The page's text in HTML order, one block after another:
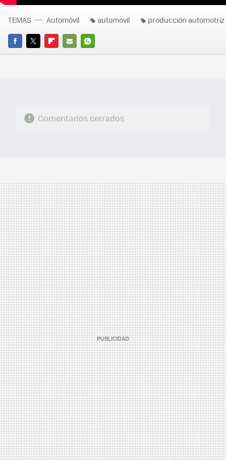
FACEBOOK
TWITTERFLIPBOARD
E-
WHATSAPP
TEMAS Automóvil automovil producción automotriz
Comentarios cerrados